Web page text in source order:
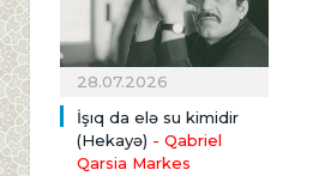
28.07.2026
İşıq da elə su kimidir
(Hekayə) - Qabriel
Qarsia Markes